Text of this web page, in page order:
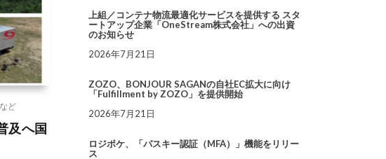
ど
及へ国
上組／コンテナ物流最適化サービスを提供する スタ
ートアップ企業「OneStream株式会社」への出資
のお知らせ
2026年7月21日
ZOZO、BONJOUR SAGANの自社EC拡大に向け
「Fulfillment by ZOZO」を提供開始
2026年7月21日
ロジポケ、「パスキー認証（MFA）」機能をリリー
ス